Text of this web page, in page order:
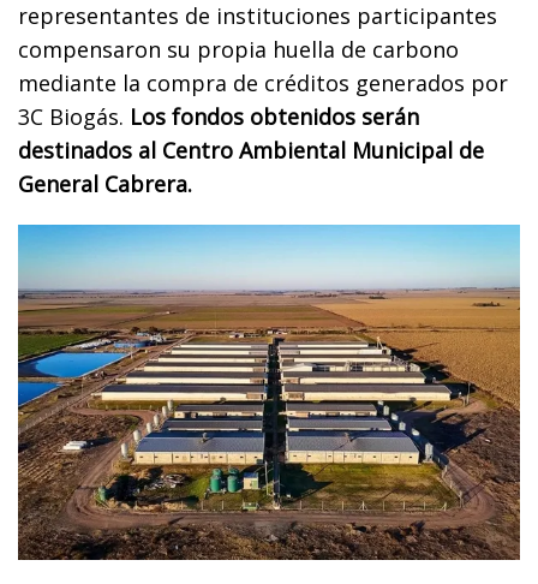
representantes de instituciones participantes
compensaron su propia huella de carbono
mediante la compra de créditos generados por
3C Biogás. Los fondos obtenidos serán
destinados al Centro Ambiental Municipal de
General Cabrera.